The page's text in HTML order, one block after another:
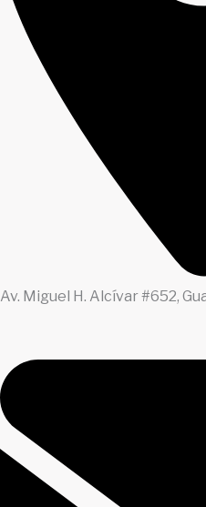
Av. Miguel H. Alcívar #652,